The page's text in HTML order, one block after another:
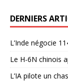
DERNIERS
L’Inde négocie
Le H-6N chinois
L’IA pilote un